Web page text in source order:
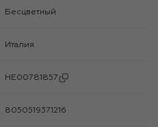
Бесцветный
Италия
HE00781857
8050519371216